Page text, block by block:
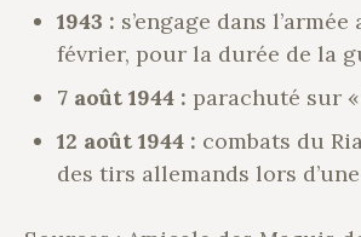
1943 : s’engage dans
février, pour la durée de la
7 août 1944 : parachuté sur
12 août 1944 : combats du
des tirs allemands lors